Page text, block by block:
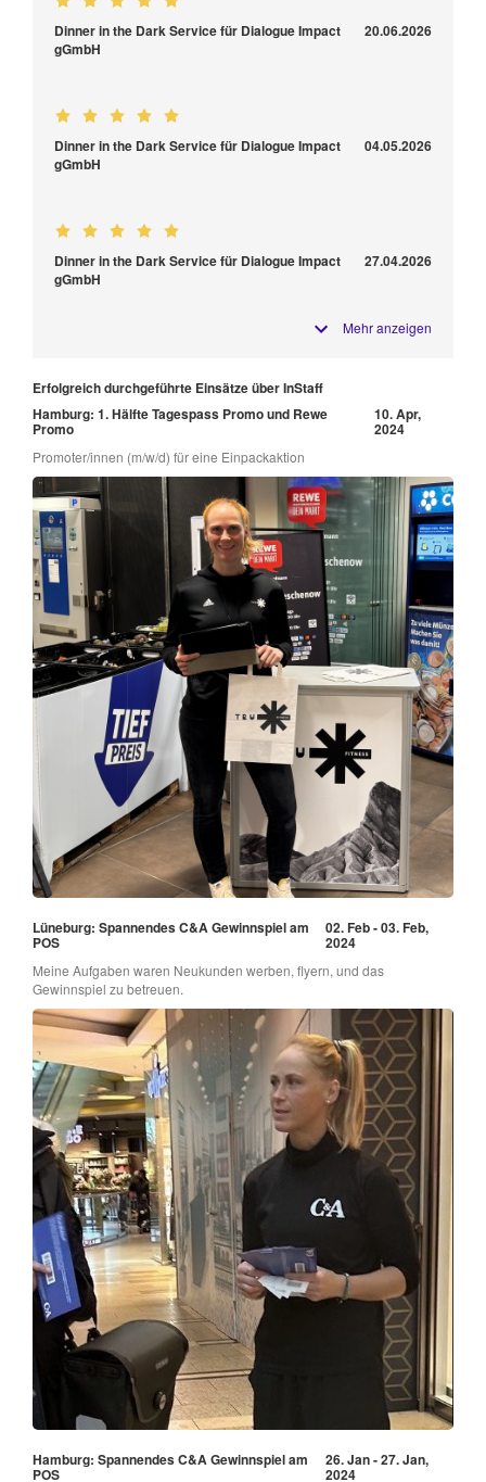
Dinner in the Dark Service für Dialogue Impact
gGmbH
20.06.2026
Dinner in the Dark Service für Dialogue Impact
gGmbH
04.05.2026
Dinner in the Dark Service für Dialogue Impact
gGmbH
27.04.2026
Mehr anzeigen
Erfolgreich durchgeführte Einsätze über InStaff
Hamburg: 1. Hälfte Tagespass Promo und Rewe
Promo
10. Apr,
2024
Promoter/innen (m/w/d) für eine Einpackaktion
Lüneburg: Spannendes C&A Gewinnspiel am
POS
02. Feb - 03. Feb,
2024
Meine Aufgaben waren Neukunden werben, flyern, und das
Gewinnspiel zu betreuen.
Hamburg: Spannendes C&A Gewinnspiel am
POS
26. Jan - 27. Jan,
2024